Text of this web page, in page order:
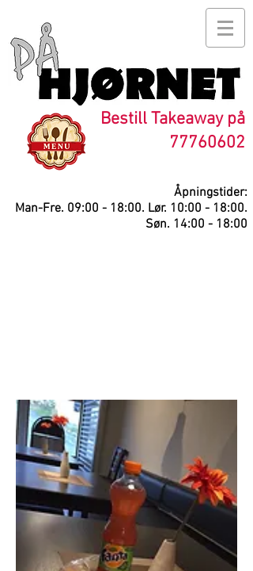
Bestill Takeaway på
77760602
Åpningstider:
Man-Fre. 09:00 - 18:00. Lør. 10:00 - 18:00.
Søn. 14:00 - 18:00